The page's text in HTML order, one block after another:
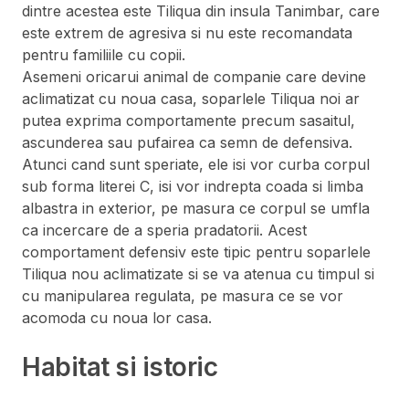
dintre acestea este Tiliqua din insula Tanimbar, care
este extrem de agresiva si nu este recomandata
pentru familiile cu copii.
Asemeni oricarui animal de companie care devine
aclimatizat cu noua casa, soparlele Tiliqua noi ar
putea exprima comportamente precum sasaitul,
ascunderea sau pufairea ca semn de defensiva.
Atunci cand sunt speriate, ele isi vor curba corpul
sub forma literei C, isi vor indrepta coada si limba
albastra in exterior, pe masura ce corpul se umfla
ca incercare de a speria pradatorii. Acest
comportament defensiv este tipic pentru soparlele
Tiliqua nou aclimatizate si se va atenua cu timpul si
cu manipularea regulata, pe masura ce se vor
acomoda cu noua lor casa.
Habitat si istoric